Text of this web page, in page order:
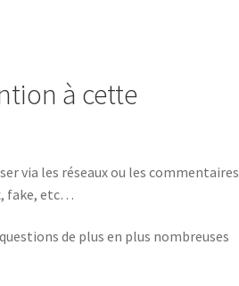
à cette
via les réseaux ou les commentaires
fake, etc…
de plus en plus nombreuses